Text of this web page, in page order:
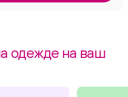
одежде на ваш